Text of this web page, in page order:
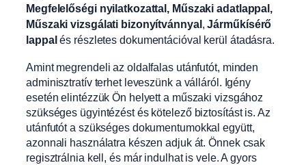
Megfelelőségi nyilatkozattal, Műszaki adatlappal,
Műszaki vizsgálati bizonyítvánnyal ,Járműkísérő
lappal és részletes dokumentációval kerül átadásra.
Amint megrendeli az oldalfalas utánfutót, minden
adminisztratív terhet leveszünk a válláról. Igény
esetén elintézzük Ön helyett a műszaki vizsgához
szükséges ügyintézést és kötelező biztosítást is. Az
utánfutót a szükséges dokumentumokkal együtt,
azonnali használatra készen adjuk át. Önnek csak
regisztrálnia kell, és már indulhat is vele. A gyors